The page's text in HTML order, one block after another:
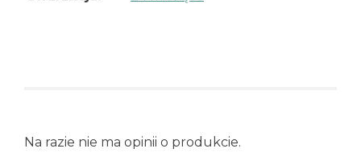
Na razie nie ma opinii o produkcie.